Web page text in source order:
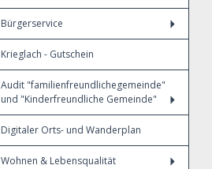
Bürgerservice
Krieglach - Gutschein
Audit "familienfreundlichegemeinde"
und "Kinderfreundliche Gemeinde"
Digitaler Orts- und Wanderplan
Wohnen & Lebensqualität